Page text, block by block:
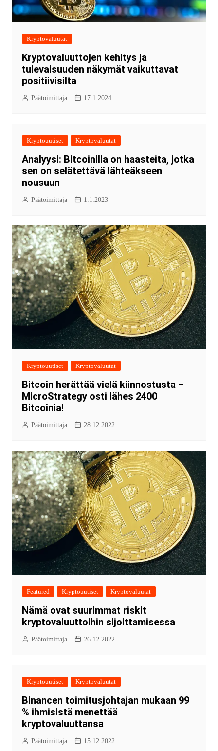
Kryptovaluutat
Kryptovaluuttojen kehitys ja
tulevaisuuden näkymät vaikuttavat
positiivisilta
Päätoimittaja 17.1.2024
Kryptouutiset Kryptovaluutat
Analyysi: Bitcoinilla on haasteita, jotka
sen on selätettävä lähteäkseen
nousuun
Päätoimittaja 1.1.2023
Kryptouutiset Kryptovaluutat
Bitcoin herättää vielä kiinnostusta –
MicroStrategy osti lähes 2400
Bitcoinia!
Päätoimittaja 28.12.2022
Featured Kryptouutiset Kryptovaluutat
Nämä ovat suurimmat riskit
kryptovaluuttoihin sijoittamisessa
Päätoimittaja 26.12.2022
Kryptouutiset Kryptovaluutat
Binancen toimitusjohtajan mukaan 99
% ihmisistä menettää
kryptovaluuttansa
Päätoimittaja 15.12.2022